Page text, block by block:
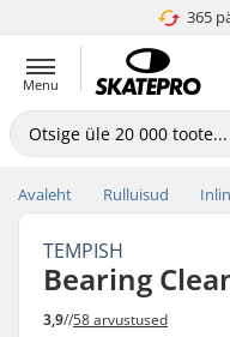
365
Menu
Avaleht Rulluisud
TEMPISH
Bearing
3,9//58 arvustused